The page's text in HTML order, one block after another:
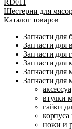
Шестерни для
Каталог товаров
Запчасти для
Запчасти для
Запчасти для
Запчасти
Запчасти для
Запчасти для
втулки
гайки
ножи и